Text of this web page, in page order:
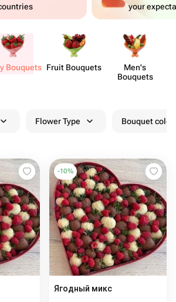
your
Bouquets Fruit Bouquets
Men's
Bouquets
Flower Type Bouquet
-10%
Ягодный микс